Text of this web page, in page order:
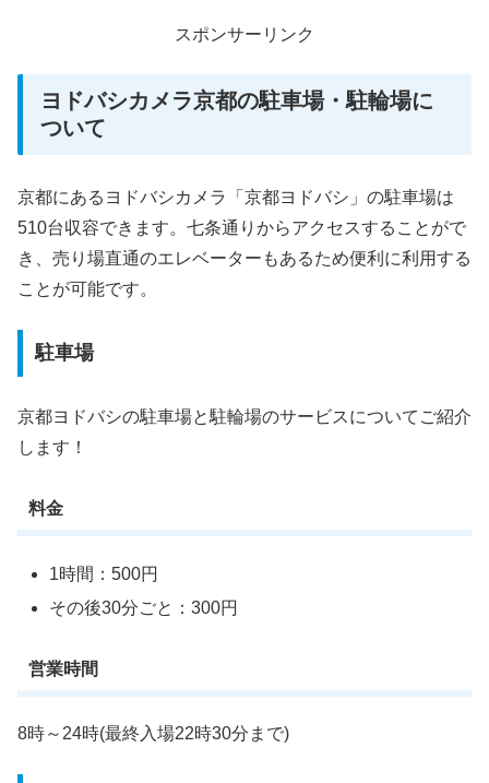
スポンサーリンク
ヨドバシカメラ京都の駐車場・駐輪場に
ついて
京都にあるヨドバシカメラ「京都ヨドバシ」の駐車場は
510台収容できます。七条通りからアクセスすることがで
き、売り場直通のエレベーターもあるため便利に利用する
ことが可能です。
駐車場
京都ヨドバシの駐車場と駐輪場のサービスについてご紹介
します！
料金
1時間：500円
その後30分ごと：300円
営業時間
8時～24時(最終入場22時30分まで)